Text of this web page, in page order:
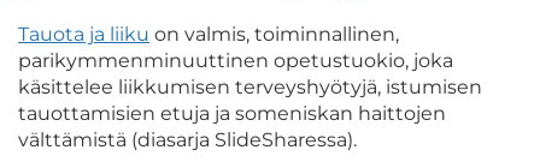
Tauota ja liiku on valmis, toiminnallinen,
parikymmenminuuttinen opetustuokio, joka
käsittelee liikkumisen terveyshyötyjä, istumisen
tauottamisien etuja ja someniskan haittojen
välttämistä (diasarja SlideSharessa).